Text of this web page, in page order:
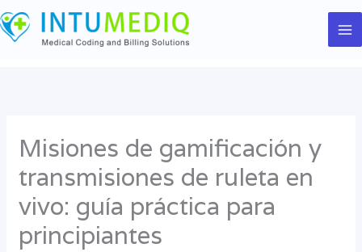
Skip
to
Misiones de gamificación y
transmisiones de ruleta en
vivo: guía práctica para
principiantes